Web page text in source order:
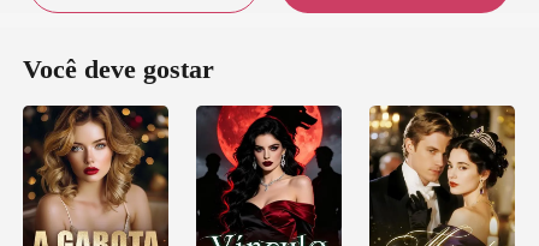
Você deve gostar